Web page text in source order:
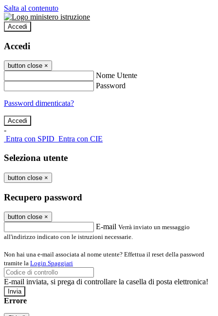
Salta al contenuto
Accedi
Accedi
button close ×
Nome Utente
Password
Password dimenticata?
-
Entra con SPID Entra con CIE
Seleziona utente
button close ×
Recupero password
button close ×
E-mail Verrà inviato un messaggio
all'indirizzo indicato con le istruzioni necessarie.
Non hai una e-mail associata al nome utente? Effettua il reset della password
tramite la Login Spaggiari
E-mail inviata, si prega di controllare la casella di posta elettronica!
Errore